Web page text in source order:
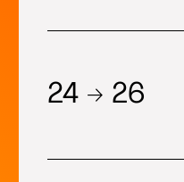
24 → 26